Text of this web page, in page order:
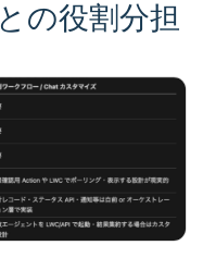
の役割分担